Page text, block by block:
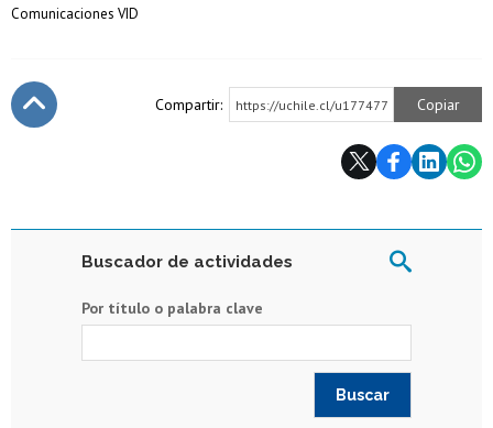
Comunicaciones VID
Compartir: https://uchile.cl/u177477 Copiar
Buscador de actividades
Por título o palabra clave